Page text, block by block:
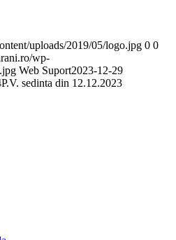
uploads/2019/05/logo.jpg 0 0
wp-
Web Suport2023-12-29
P.V. sedinta din 12.12.2023